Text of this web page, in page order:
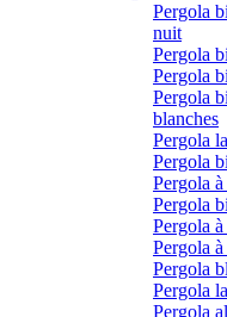
Pergola
nuit
Pergola
Pergola
Pergola
blanches
Pergola
Pergola
Pergola
Pergola
Pergola
Pergola
Pergola
Pergola
Pergola